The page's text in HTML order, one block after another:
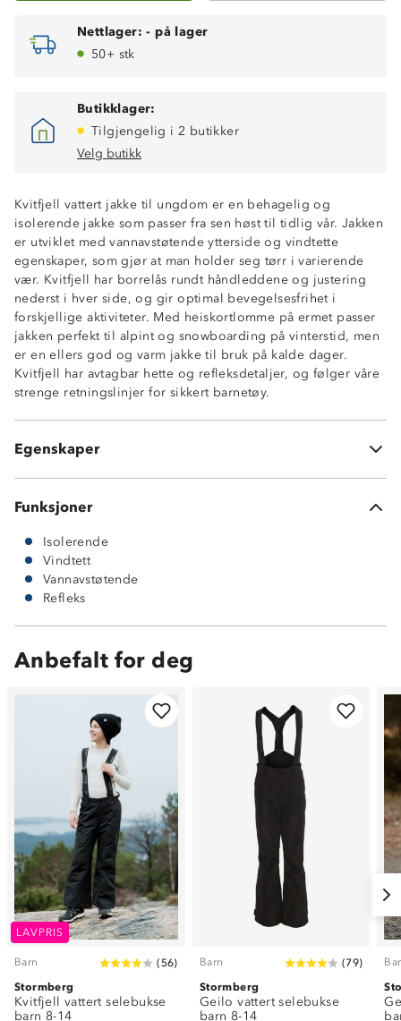
Nettlager: - på lager
50+ stk
Butikklager:
Tilgjengelig i 2 butikker
Velg butikk
Kvitfjell vattert jakke til ungdom er en behagelig og
isolerende jakke som passer fra sen høst til tidlig vår. Jakken
er utviklet med vannavstøtende ytterside og vindtette
egenskaper, som gjør at man holder seg tørr i varierende
vær. Kvitfjell har borrelås rundt håndleddene og justering
nederst i hver side, og gir optimal bevegelsesfrihet i
forskjellige aktiviteter. Med heiskortlomme på ermet passer
jakken perfekt til alpint og snowboarding på vinterstid, men
er en ellers god og varm jakke til bruk på kalde dager.
Kvitfjell har avtagbar hette og refleksdetaljer, og følger våre
strenge retningslinjer for sikkert barnetøy.
Egenskaper
Isolerende
Vannavstøtende (4000 mm vannsøyle)
Vindtett
Avtagbar hette med justering
Borrelås på ermer
Heiskortlomme med glidelås
Justering nede i sidene
Oeko-Tex Standard 100
Funksjoner
Isolerende
Vindtett
Vannavstøtende
Refleks
Anbefalt for deg
LAVPRIS
Barn (56)
Stormberg
Kvitfjell vattert selebukse
barn 8-14
Barn (79)
Stormberg
Geilo vattert selebukse
barn 8-14